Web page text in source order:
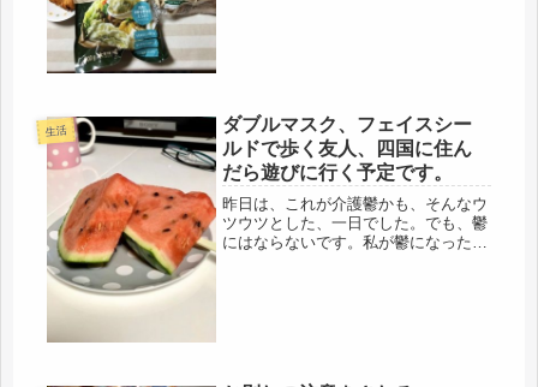
生活
ダブルマスク、フェイスシー
ルドで歩く友人、四国に住ん
だら遊びに行く予定です。
昨日は、これが介護鬱かも、そんなウ
ツウツとした、一日でした。でも、鬱
にはならないです。私が鬱になった